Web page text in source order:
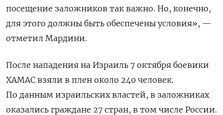
посещение заложников так важно. Но, конечно,
для этого должны быть обеспечены условия», —
отметил Мардини.
После нападения на Израиль 7 октября боевики
ХАМАС взяли в плен около 240 человек.
По данным израильских властей, в заложниках
оказались граждане 27 стран, в том числе России.